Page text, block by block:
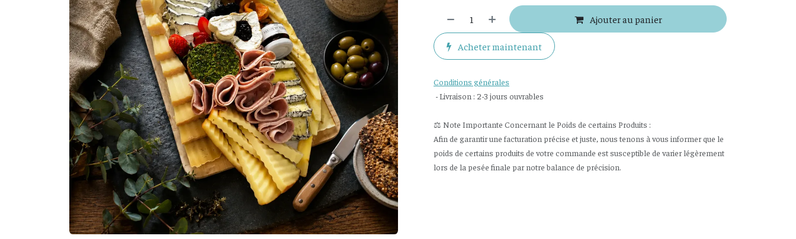
Ajouter au panier
Acheter maintenant
Conditions générales
- Livraison : 2-3 jours ouvrables
⚖️ Note Importante Concernant le Poids de certains Produits :
Afin de garantir une facturation précise et juste, nous tenons à vous informer que le
poids de certains produits de votre commande est susceptible de varier légèrement
lors de la pesée finale par notre balance de précision.